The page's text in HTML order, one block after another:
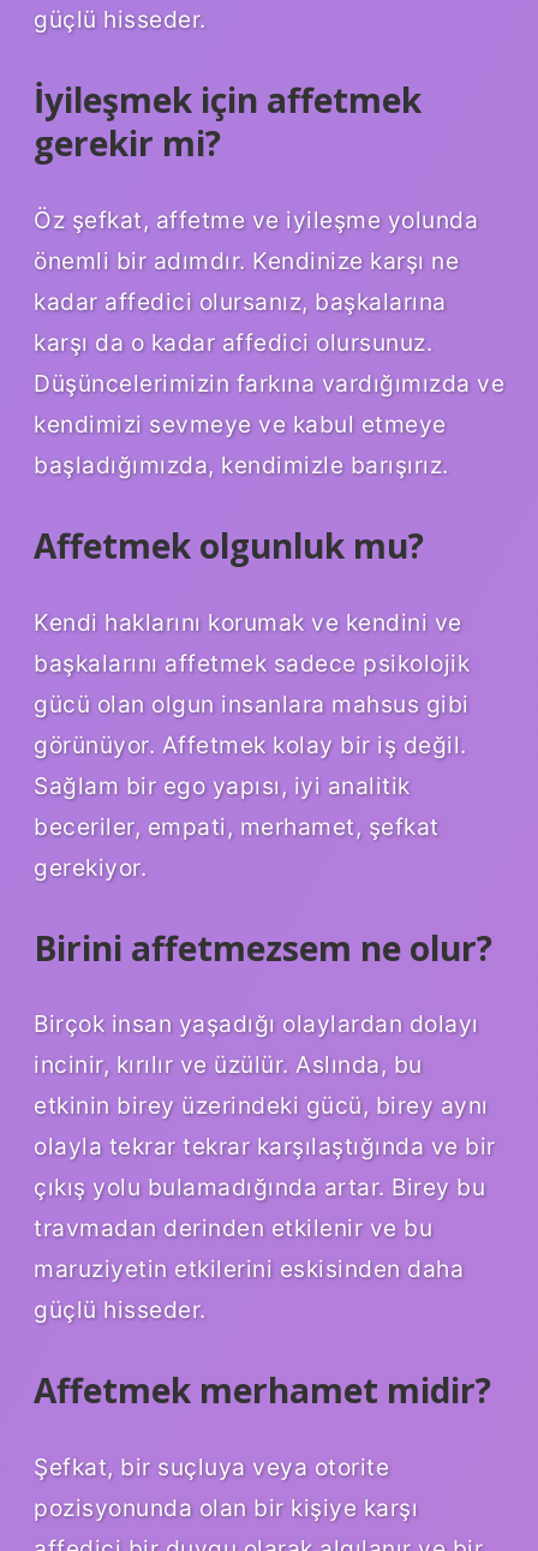
güçlü hisseder.
İyileşmek için affetmek
gerekir mi?
Öz şefkat, affetme ve iyileşme yolunda
önemli bir adımdır. Kendinize karşı ne
kadar affedici olursanız, başkalarına
karşı da o kadar affedici olursunuz.
Düşüncelerimizin farkına vardığımızda ve
kendimizi sevmeye ve kabul etmeye
başladığımızda, kendimizle barışırız.
Affetmek olgunluk mu?
Kendi haklarını korumak ve kendini ve
başkalarını affetmek sadece psikolojik
gücü olan olgun insanlara mahsus gibi
görünüyor. Affetmek kolay bir iş değil.
Sağlam bir ego yapısı, iyi analitik
beceriler, empati, merhamet, şefkat
gerekiyor.
Birini affetmezsem ne olur?
Birçok insan yaşadığı olaylardan dolayı
incinir, kırılır ve üzülür. Aslında, bu
etkinin birey üzerindeki gücü, birey aynı
olayla tekrar tekrar karşılaştığında ve bir
çıkış yolu bulamadığında artar. Birey bu
travmadan derinden etkilenir ve bu
maruziyetin etkilerini eskisinden daha
güçlü hisseder.
Affetmek merhamet midir?
Şefkat, bir suçluya veya otorite
pozisyonunda olan bir kişiye karşı